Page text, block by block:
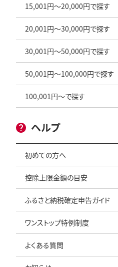
15,001円～20,000円で探す
20,001円～30,000円で探す
30,001円～50,000円で探す
50,001円～100,000円で探す
100,001円～で探す
ヘルプ
初めての方へ
控除上限金額の目安
ふるさと納税確定申告ガイド
ワンストップ特例制度
よくある質問